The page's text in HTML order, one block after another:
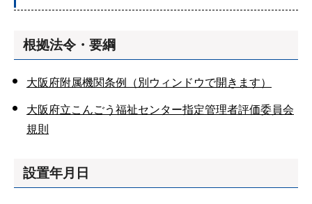
根拠法令・要綱
大阪府附属機関条例（別ウィンドウで開きます）
大阪府立こんごう福祉センター指定管理者評価委員会
規則
設置年月日